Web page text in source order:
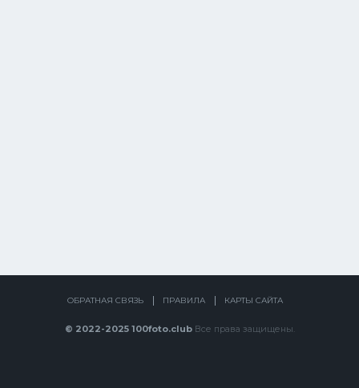
ОБРАТНАЯ СВЯЗЬ ПРАВИЛА КАРТЫ САЙТА
© 2022-2025 100foto.clubВсе права защищены.